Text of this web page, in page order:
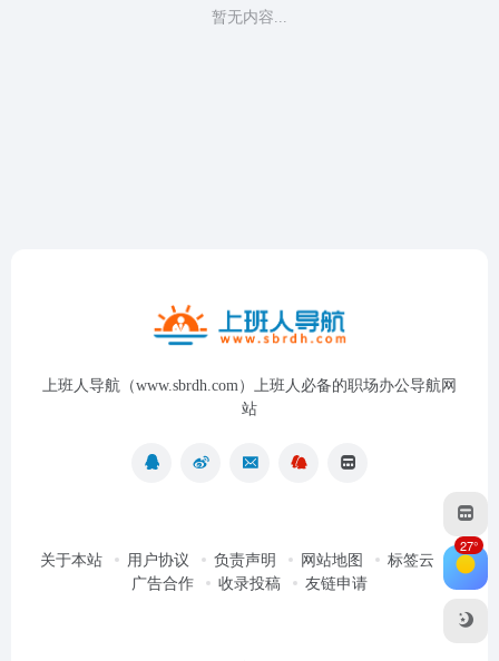
暂无内容...
上班人导航（www.sbrdh.com）上班人必备的职场办公导航网
站
关于本站 用户协议 负责声明 网站地图
标签云
广告合作
收录投稿 友链申请
27°